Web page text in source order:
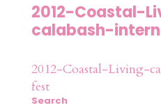
2012-Coastal-
calabash-
2012-Coastal-Living-
fest
Search